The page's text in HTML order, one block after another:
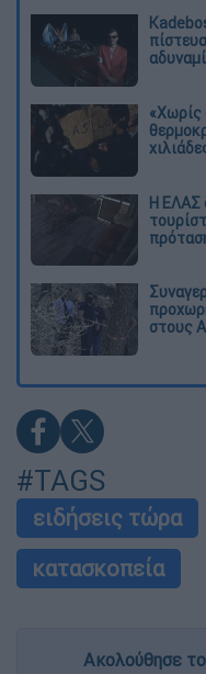
«Χωρίς
Η ΕΛΑΣ
στους
#TAGS
ειδήσεις τώρα
κατασκοπεία
Ακολούθησε